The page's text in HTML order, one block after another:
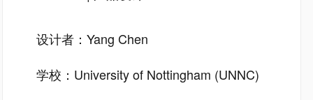
设计者：Yang Chen
学校：University of Nottingham (UNNC)